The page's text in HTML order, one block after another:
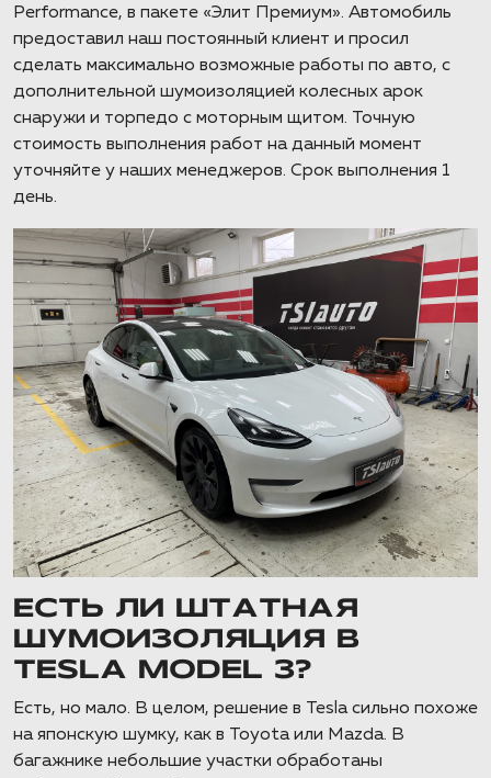
Performance, в пакете «Элит Премиум». Автомобиль
предоставил наш постоянный клиент и просил
сделать максимально возможные работы по авто, с
дополнительной шумоизоляцией колесных арок
снаружи и торпедо с моторным щитом. Точную
стоимость выполнения работ на данный момент
уточняйте у наших менеджеров. Срок выполнения 1
день.
ЕСТЬ ЛИ ШТАТНАЯ
ШУМОИЗОЛЯЦИЯ В
TESLA MODEL 3?
Есть, но мало. В целом, решение в Tesla сильно похоже
на японскую шумку, как в Toyota или Mazda. В
багажнике небольшие участки обработаны